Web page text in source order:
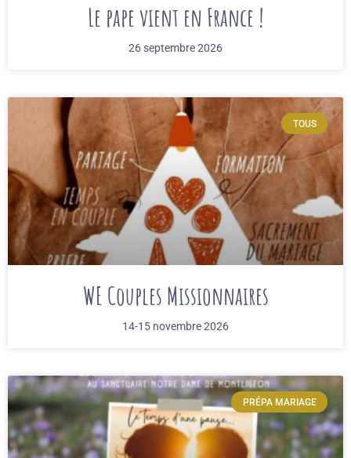
Le pape vient en France !
26 septembre 2026
TOUS
WE Couples Missionnaires
14-15 novembre 2026
PRÉPA MARIAGE